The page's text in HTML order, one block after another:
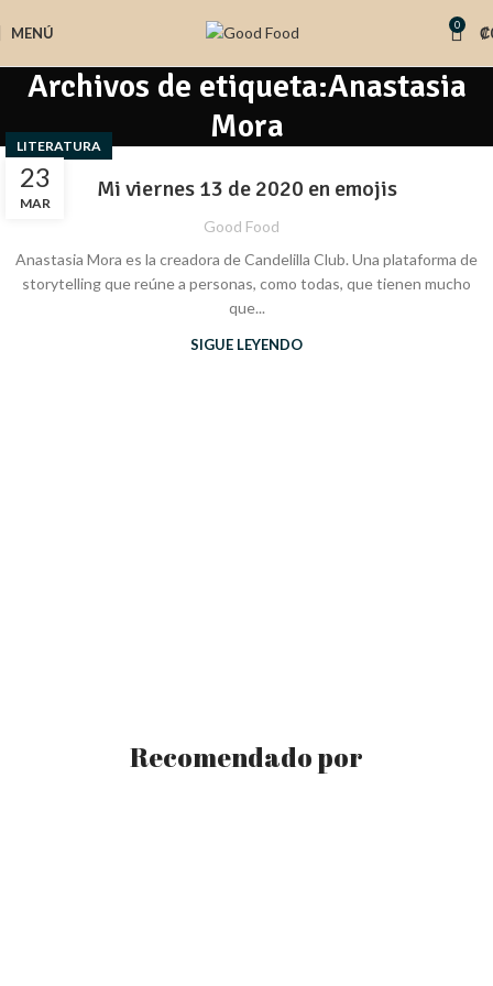
MENÚ 0 ₡
Archivos de etiqueta:Anastasia
Mora
23
MAR
LITERATURA
Mi viernes 13 de 2020 en emojis
Good Food
Anastasia Mora es la creadora de Candelilla Club. Una plataforma de
storytelling que reúne a personas, como todas, que tienen mucho
que...
SIGUE LEYENDO
Recomendado por